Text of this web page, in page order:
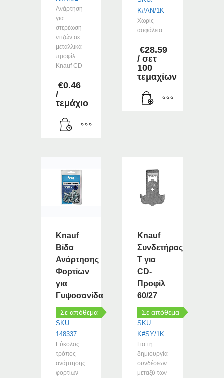
Ανάρτηση
για
στερέωση
ντιζών σε
μεταλλικά
προφίλ
Knauf CD
€0.46
/
τεμάχιο
K#AN/1K
Χωρίς
ασφάλεια
€28.59
/ σετ
100
τεμαχίων
Knauf
Βίδα
Ανάρτησης
Φορτίων
για
Γυψοσανίδα
Σε απόθεμα
SKU:
148337
Εύκολος
τρόπος
ανάρτησης
φορτίων
Knauf
Συνδετήρας
Τ για
CD-
Προφίλ
60/27
Σε απόθεμα
SKU:
K#SY/1K
Για τη
δημιουργία
συνδέσεων
μεταξύ των